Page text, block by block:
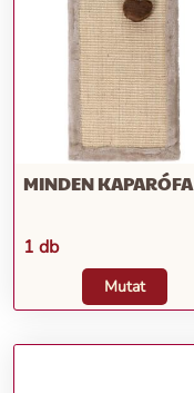
MINDEN KAPARÓFA
1 db
Mutat